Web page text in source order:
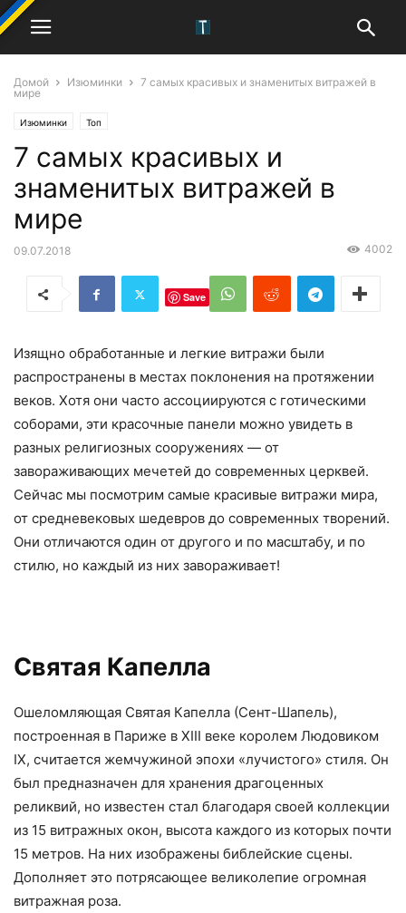
Домой Изюминки
7 самых красивых и знаменитых витражей в
мире
Изюминки Топ
7 самых красивых и
знаменитых витражей в
мире
09.07.2018 4002
Save
Изящно обработанные и легкие витражи были
распространены в местах поклонения на протяжении
веков. Хотя они часто ассоциируются с готическими
соборами, эти красочные панели можно увидеть в
разных религиозных сооружениях — от
завораживающих мечетей до современных церквей.
Сейчас мы посмотрим самые красивые витражи мира,
от средневековых шедевров до современных творений.
Они отличаются один от другого и по масштабу, и по
стилю, но каждый из них завораживает!
Святая Капелла
Ошеломляющая Святая Капелла (Сент-Шапель),
построенная в Париже в XIII веке королем Людовиком
IX, считается жемчужиной эпохи «лучистого» стиля. Он
был предназначен для хранения драгоценных
реликвий, но известен стал благодаря своей коллекции
из 15 витражных окон, высота каждого из которых почти
15 метров. На них изображены библейские сцены.
Дополняет это потрясающее великолепие огромная
витражная роза.